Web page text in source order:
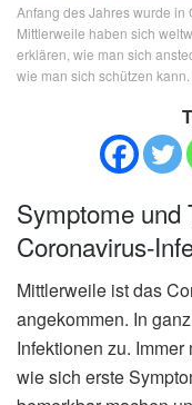
Anfang des Jahres wurde in
Mittlerweile haben sich
erklären, wie man sich
wie man sich schützen
Symptome und
Coronavirus-
Mittlerweile ist das
angekommen. In
Infektionen zu.
wie sich erste